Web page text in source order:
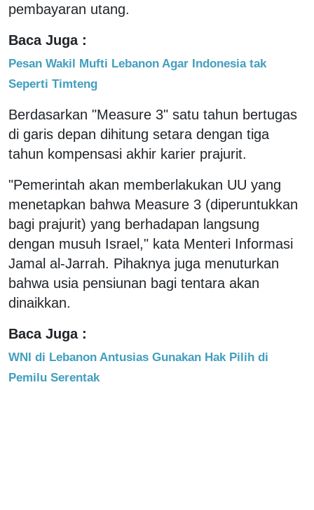
pembayaran utang.
Baca Juga :
Pesan Wakil Mufti Lebanon Agar Indonesia tak
Seperti Timteng
Berdasarkan "Measure 3" satu tahun bertugas
di garis depan dihitung setara dengan tiga
tahun kompensasi akhir karier prajurit.
"Pemerintah akan memberlakukan UU yang
menetapkan bahwa Measure 3 (diperuntukkan
bagi prajurit) yang berhadapan langsung
dengan musuh Israel," kata Menteri Informasi
Jamal al-Jarrah. Pihaknya juga menuturkan
bahwa usia pensiunan bagi tentara akan
dinaikkan.
Baca Juga :
WNI di Lebanon Antusias Gunakan Hak Pilih di
Pemilu Serentak